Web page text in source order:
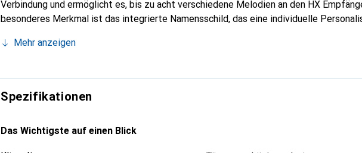
Verbindung und ermöglicht es, bis zu acht verschiedene Melodien an den HX
besonderes Merkmal ist das integrierte Namensschild, das eine individuelle
die Nutzung in der Nacht erleichtert. Der Funksender ist batteriebetrieben und
Funktionalität und Benutzerfreundlichkeit macht den HX Glow zu einer
Wert auf moderne Technik und Design legen.
Mehr anzeigen
Spezifikationen
Das Wichtigste auf einen Blick